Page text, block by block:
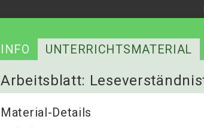
INFO UNTERRICHTSMATERIAL
Arbeitsblatt:
Material-Details